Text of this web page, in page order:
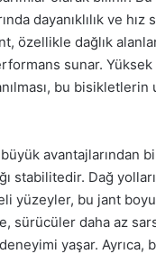
dayanıklılık ve hız
özellikle dağlık
sunar.
bu bisikletlerin
avantajlarından
stabilitedir. Dağ
yüzeyler, bu jant
sürücüler daha az
yaşar. Ayrıca,